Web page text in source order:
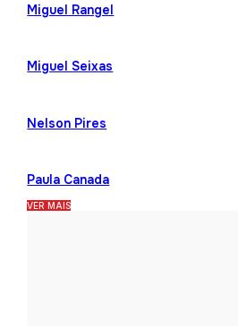
Miguel Rangel
Miguel Seixas
Nelson Pires
Paula Canada
VER MAIS